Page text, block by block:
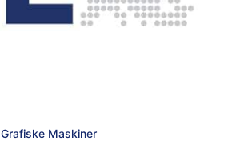
Grafiske Maskiner